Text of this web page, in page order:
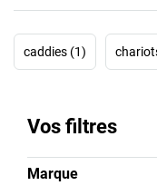
caddies (1)
Vos filtres
Marque